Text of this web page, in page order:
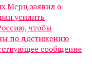
Мерц заявил о
усилить
чтобы
по достижению
сообщение